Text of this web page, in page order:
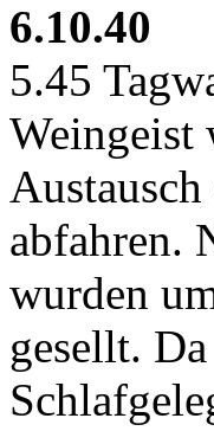
6.10.40
5.45
Weingeist
abfahren.
wurden
gesellt.